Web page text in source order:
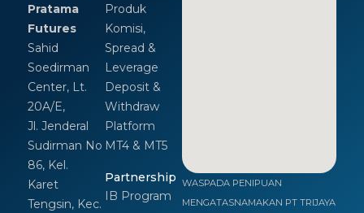
Pratama
Futures
Sahid
Soedirman
Center, Lt.
20A/E,
Jl. Jenderal
Sudirman No
86, Kel.
Karet
Tengsin, Kec.
Produk
Komisi,
Spread &
Leverage
Deposit &
Withdraw
Platform
MT4 & MT5
Partnership
IB Program
WASPADA PENIPUAN
MENGATASNAMAKAN PT TRIJAYA